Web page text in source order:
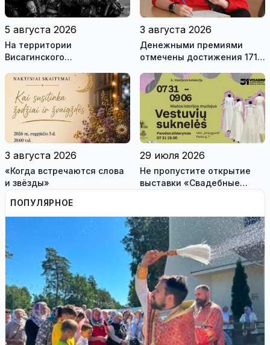
5 августа 2026
На территории
Висагинского
международные
антитеррористические
учения «Baltic Shadow»
3 августа 2026
Денежными премиями
отмечены достижения 171
трех педагогов
3 августа 2026
«Когда встречаются слова
и звёзды»
29 июля 2026
Не пропустите открытие
выставки «Свадебные
платья» и лекцию историка
Васильева!
ПОПУЛЯРНОЕ